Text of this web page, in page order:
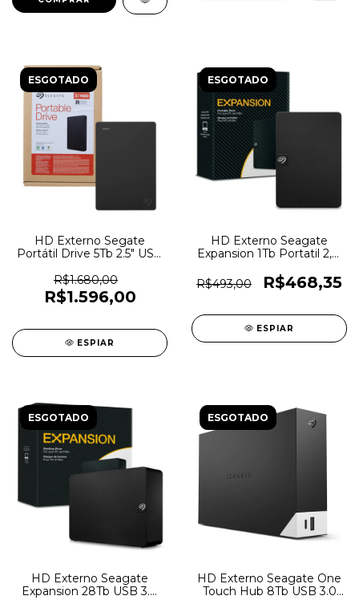
ESGOTADO
HD Externo Segate
Portátil Drive 5Tb 2.5" USB
R$1.680,00
R$1.596,00
ESPIAR
ESGOTADO
HD Externo Seagate
Expansion 1Tb Portatil 2,5"
0394
R$493,00 R$468,35
ESPIAR
ESGOTADO
HD Externo Seagate
Expansion 28Tb USB 3.0
ESGOTADO
HD Externo Seagate One
Touch Hub 8Tb USB 3.0